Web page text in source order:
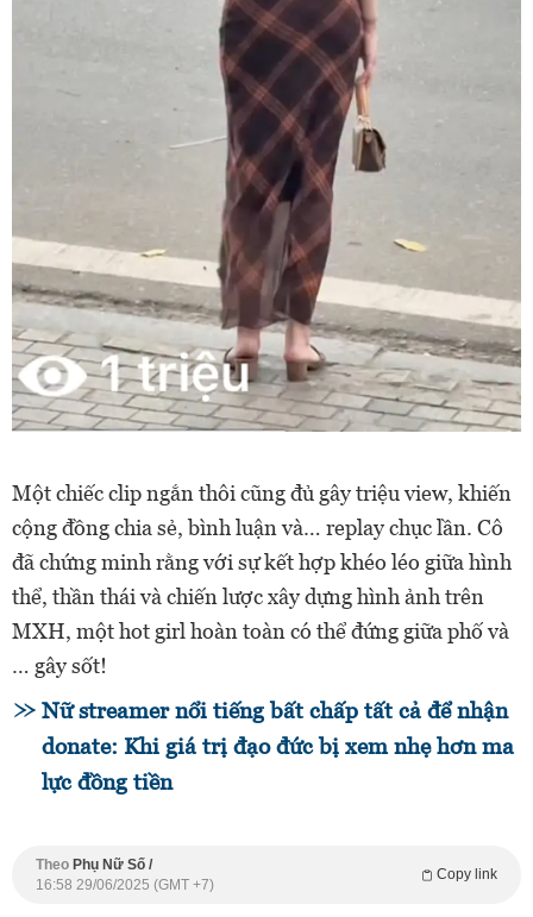
Một chiếc clip ngắn thôi cũng đủ gây triệu view, khiến
cộng đồng chia sẻ, bình luận và… replay chục lần. Cô
đã chứng minh rằng với sự kết hợp khéo léo giữa hình
thể, thần thái và chiến lược xây dựng hình ảnh trên
MXH, một hot girl hoàn toàn có thể đứng giữa phố và
… gây sốt!
Nữ streamer nổi tiếng bất chấp tất cả để nhận
donate: Khi giá trị đạo đức bị xem nhẹ hơn ma
lực đồng tiền
Theo Phụ Nữ Số /
Copy link
16:58 29/06/2025 (GMT +7)